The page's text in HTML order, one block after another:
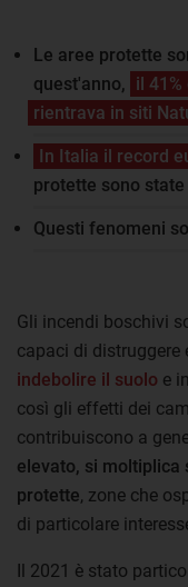
Le aree protette
quest'anno, il
rientrava in siti
In Italia il record
protette sono
Questi fenomeni
Gli incendi boschivi
capaci di distruggere
indebolire il suolo e
così gli effetti dei
contribuiscono a
elevato, si moltiplica
protette, zone che
di particolare
Il 2021 è stato